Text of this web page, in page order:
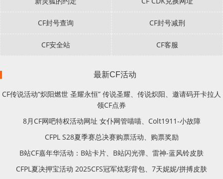
CF封号查询 CF封号减刑
CF安全站 CF客服
最新CF活动
CF传说活动“炽阳燃世 圣耀永恒” 传说圣耀、传说炽阳、邀请码开卡拉人
领CF点券
8月CF网吧特权活动网址 女仆网管喵喵、Colt1911-小故障
CFPL S28夏季赛总决赛购票活动、购票奖励
B站CF嘉年华活动：B站卡片、B站闪光弹、雷神-蓝风铃皮肤
CFPL夏决押宝活动 2025CFS冠军炫彩背包、7天妮妮/拼搏皮肤